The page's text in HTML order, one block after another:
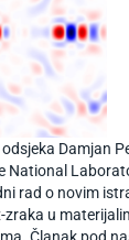
Damjan
National
rad o novim
u